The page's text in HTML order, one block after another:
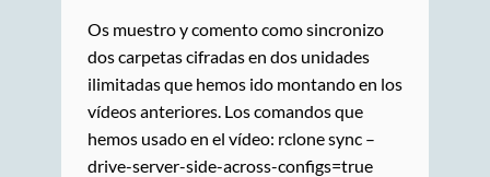
Os muestro y comento como sincronizo
dos carpetas cifradas en dos unidades
ilimitadas que hemos ido montando en los
vídeos anteriores. Los comandos que
hemos usado en el vídeo: rclone sync –
drive-server-side-across-configs=true